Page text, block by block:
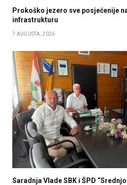
Prokoško jezero sve posjećenije
infrastrukturu
7 AUGUSTA, 2026
Saradnja Vlade SBK i ŠPD